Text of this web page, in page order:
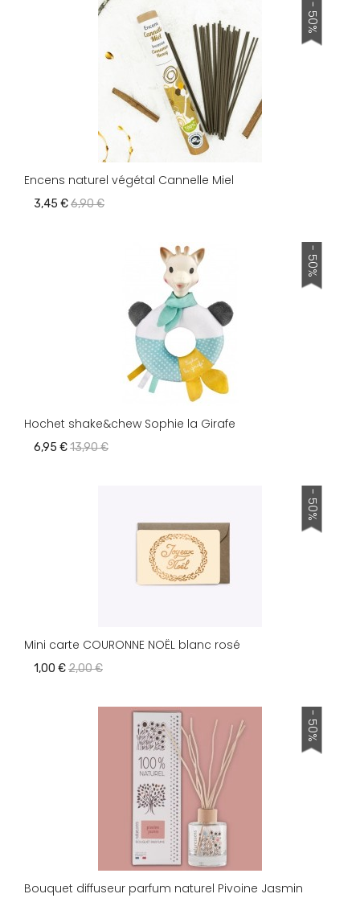
- 50%
Encens naturel végétal Cannelle Miel
3,45 €6,90 €
- 50%
Hochet shake&chew Sophie la Girafe
6,95 €13,90 €
- 50%
Mini carte COURONNE NOËL blanc rosé
1,00 €2,00 €
- 50%
Bouquet diffuseur parfum naturel Pivoine Jasmin